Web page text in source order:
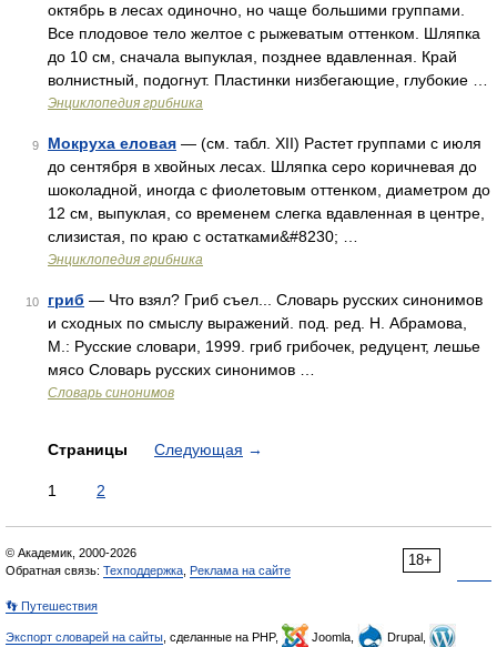
октябрь в лесах одиночно, но чаще большими группами.
Все плодовое тело желтое с рыжеватым оттенком. Шляпка
до 10 см, сначала выпуклая, позднее вдавленная. Край
волнистный, подогнут. Пластинки низбегающие, глубокие …
Энциклопедия грибника
9 Мокруха еловая — (см. табл. XII) Растет группами с июля
до сентября в хвойных лесах. Шляпка серо коричневая до
шоколадной, иногда с фиолетовым оттенком, диаметром до
12 см, выпуклая, со временем слегка вдавленная в центре,
слизистая, по краю с остатками&#8230; …
Энциклопедия грибника
10 гриб — Что взял? Гриб съел... Словарь русских синонимов
и сходных по смыслу выражений. под. ред. Н. Абрамова,
М.: Русские словари, 1999. гриб грибочек, редуцент, лешье
мясо Словарь русских синонимов …
Словарь синонимов
Страницы Следующая →
1 2
18+
© Академик, 2000-2026
Обратная связь: Техподдержка Реклама на сайте
👣 Путешествия
Экспорт словарей на сайты , сделанные на PHP, Joomla,
Drupal,